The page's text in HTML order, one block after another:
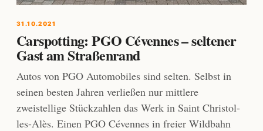
31.10.2021
Carspotting: PGO Cévennes – seltener
Gast am Straßenrand
Autos von PGO Automobiles sind selten. Selbst in
seinen besten Jahren verließen nur mittlere
zweistellige Stückzahlen das Werk in Saint Christol-
les-Alès. Einen PGO Cévennes in freier Wildbahn